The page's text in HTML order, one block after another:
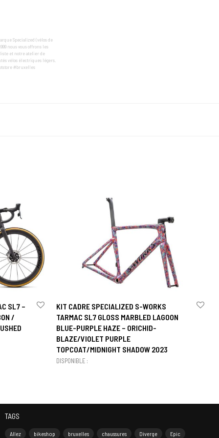
Specialized (vélos de
nous vous offrons les
et notre atelier de
vélos électriques légers.
#bruxelles
SL7 –
/
KIT CADRE SPECIALIZED S-WORKS
TARMAC SL7 GLOSS MARBLED LAGOON
BLUE-PURPLE HAZE – ORICHID-
BLAZE/VIOLET PURPLE
TOPCOAT/MIDNIGHT SHADOW 2023
DISPONIBLE :
TAGS
Allez bikeshop bruxelles chaussures Diverge Epic